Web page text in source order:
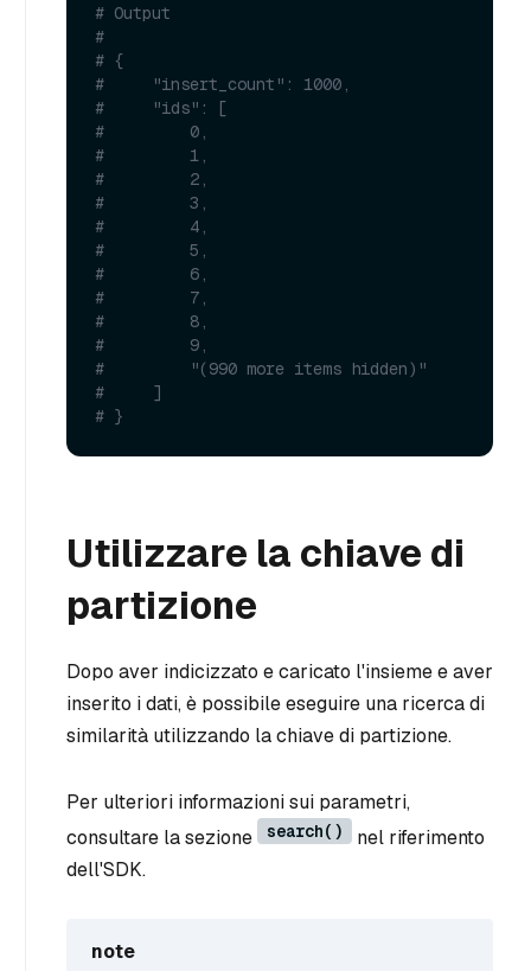
# Output
#
# {
#     "insert_count": 1000,
#     "ids": [
#         0,
#         1,
#         2,
#         3,
#         4,
#         5,
#         6,
#         7,
#         8,
#         9,
#         "(990 more items hidden)"
#     ]
# }
Utilizzare la chiave di
partizione
Dopo aver indicizzato e caricato l'insieme e aver
inserito i dati, è possibile eseguire una ricerca di
similarità utilizzando la chiave di partizione.
Per ulteriori informazioni sui parametri,
consultare la sezione
search()
nel riferimento
dell'SDK.
note